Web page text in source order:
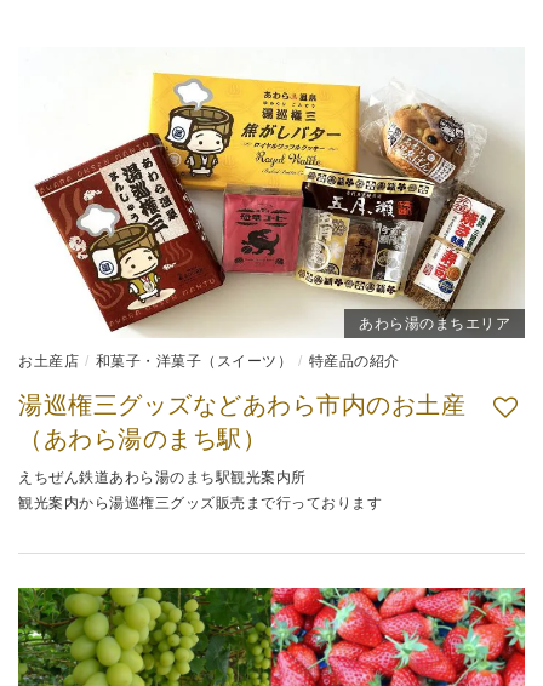
あわら湯のまちエリア
お土産店 和菓子・洋菓子（スイーツ） 特産品の紹介
湯巡権三グッズなどあわら市内のお土産
（あわら湯のまち駅）
えちぜん鉄道あわら湯のまち駅観光案内所
観光案内から湯巡権三グッズ販売まで行っております